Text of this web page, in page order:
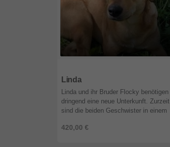
Linda
420,00 €
Linda und ihr Bruder Flocky benötigen
dringend eine neue Unterkunft. Zurzeit
sind die beiden Geschwister in einem
Dort müssen sie aber weg, da ...